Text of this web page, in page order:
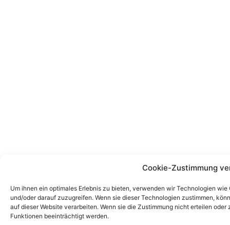
Cookie-Zustimmung
Um ihnen ein optimales Erlebnis zu bieten, verwenden wir Technologien
und/oder darauf zuzugreifen. Wenn sie dieser Technologien zustimmen,
auf dieser Website verarbeiten. Wenn sie die Zustimmung nicht erteilen
Funktionen beeinträchtigt werden.